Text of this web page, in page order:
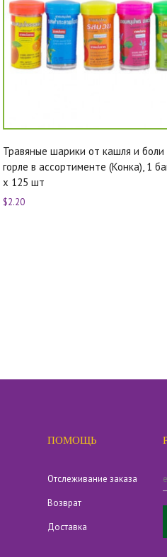
Травяные шарики от кашля и боли
горле в ассортименте (Конка), 1
х 125 шт
$2.20
ПОМОЩЬ
Отслеживание заказа
Возврат
Доставка